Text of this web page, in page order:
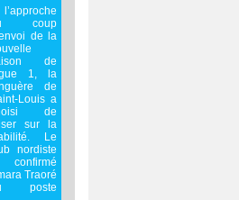
coup
de la
de
1, la
de
Louis a
de
sur la
Le
nordiste
Traoré
poste